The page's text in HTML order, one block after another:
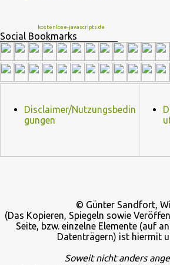
Lehrern sowie eine etwas unbeholfene
trotz aller herrschenden Widerst...
kostenlose-javascripts.de
Social Bookmarks
Disclaimer/Nutzungsbedin
gungen
© Günter Sandfort,
(Das Kopieren, Spiegeln sowie
Seite, bzw. einzelne Elemente (auf
Datenträgern) ist hiermit
Soweit nicht anders